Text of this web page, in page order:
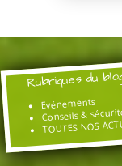
Rubriques du
Evénements
Conseils &
TOUTES NOS